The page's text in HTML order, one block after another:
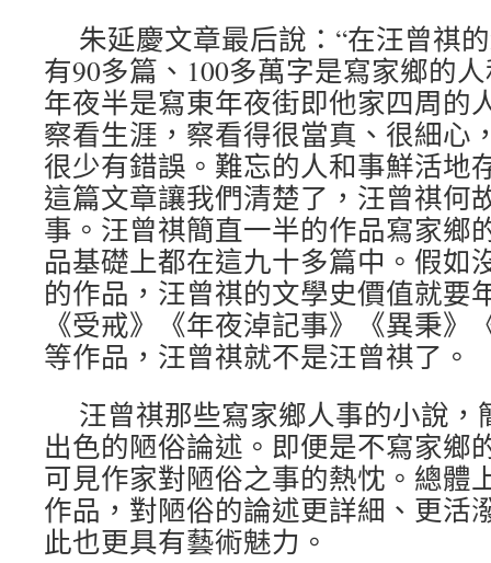
朱延慶文章最后說：“在汪曾祺
有90多篇、100多萬字是寫家鄉的
年夜半是寫東年夜街即他家四周的
察看生涯，察看得很當真、很細心
很少有錯誤。難忘的人和事鮮活地
這篇文章讓我們清楚了，汪曾祺何
事。汪曾祺簡直一半的作品寫家鄉
品基礎上都在這九十多篇中。假如
的作品，汪曾祺的文學史價值就要
《受戒》《年夜淖記事》《異秉》
等作品，汪曾祺就不是汪曾祺了。
汪曾祺那些寫家鄉人事的小說
出色的陋俗論述。即便是不寫家鄉
可見作家對陋俗之事的熱忱。總體
作品，對陋俗的論述更詳細、更活
此也更具有藝術魅力。